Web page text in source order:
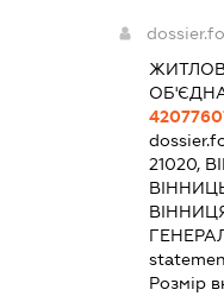
21020,
Розмір